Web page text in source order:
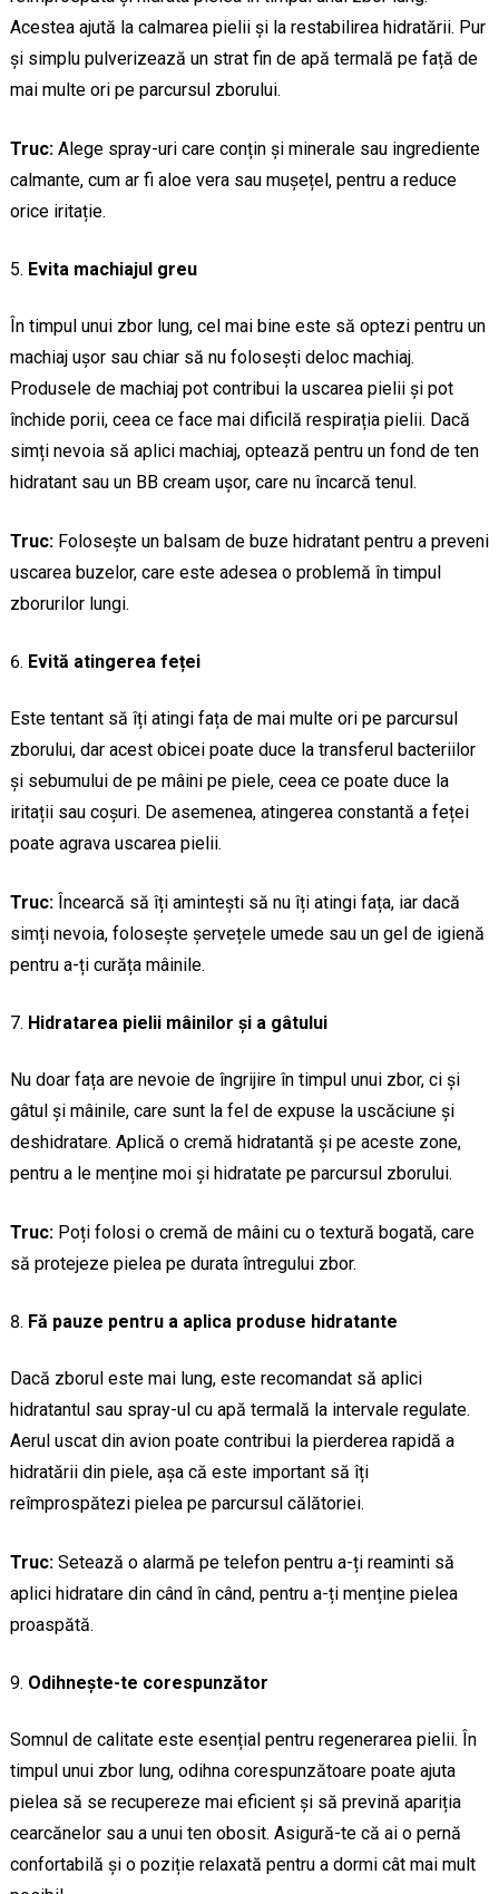
Acestea ajută la calmarea pielii și la restabilirea hidratării. Pur
și simplu pulverizează un strat fin de apă termală pe față de
mai multe ori pe parcursul zborului.
Truc:Alege spray-uri care conțin și minerale sau ingrediente
calmante, cum ar fi aloe vera sau mușețel, pentru a reduce
orice iritație.
Evita machiajul greu
În timpul unui zbor lung, cel mai bine este să optezi pentru un
machiaj ușor sau chiar să nu folosești deloc machiaj.
Produsele de machiaj pot contribui la uscarea pielii și pot
închide porii, ceea ce face mai dificilă respirația pielii. Dacă
simți nevoia să aplici machiaj, optează pentru un fond de ten
hidratant sau un BB cream ușor, care nu încarcă tenul.
Truc:Folosește un balsam de buze hidratant pentru a preveni
uscarea buzelor, care este adesea o problemă în timpul
zborurilor lungi.
Evită atingerea feței
Este tentant să îți atingi fața de mai multe ori pe parcursul
zborului, dar acest obicei poate duce la transferul bacteriilor
și sebumului de pe mâini pe piele, ceea ce poate duce la
iritații sau coșuri. De asemenea, atingerea constantă a feței
poate agrava uscarea pielii.
Truc:Încearcă să îți amintești să nu îți atingi fața, iar dacă
simți nevoia, folosește șervețele umede sau un gel de igienă
pentru a-ți curăța mâinile.
Hidratarea pielii mâinilor și a gâtului
Nu doar fața are nevoie de îngrijire în timpul unui zbor, ci și
gâtul și mâinile, care sunt la fel de expuse la uscăciune și
deshidratare. Aplică o cremă hidratantă și pe aceste zone,
pentru a le menține moi și hidratate pe parcursul zborului.
Truc:Poți folosi o cremă de mâini cu o textură bogată, care
să protejeze pielea pe durata întregului zbor.
Fă pauze pentru a aplica produse hidratante
Dacă zborul este mai lung, este recomandat să aplici
hidratantul sau spray-ul cu apă termală la intervale regulate.
Aerul uscat din avion poate contribui la pierderea rapidă a
hidratării din piele, așa că este important să îți
reîmprospătezi pielea pe parcursul călătoriei.
Truc:Setează o alarmă pe telefon pentru a-ți reaminti să
aplici hidratare din când în când, pentru a-ți menține pielea
proaspătă.
Odihnește-te corespunzător
Somnul de calitate este esențial pentru regenerarea pielii. În
timpul unui zbor lung, odihna corespunzătoare poate ajuta
pielea să se recupereze mai eficient și să prevină apariția
cearcănelor sau a unui ten obosit. Asigură-te că ai o pernă
confortabilă și o poziție relaxată pentru a dormi cât mai mult